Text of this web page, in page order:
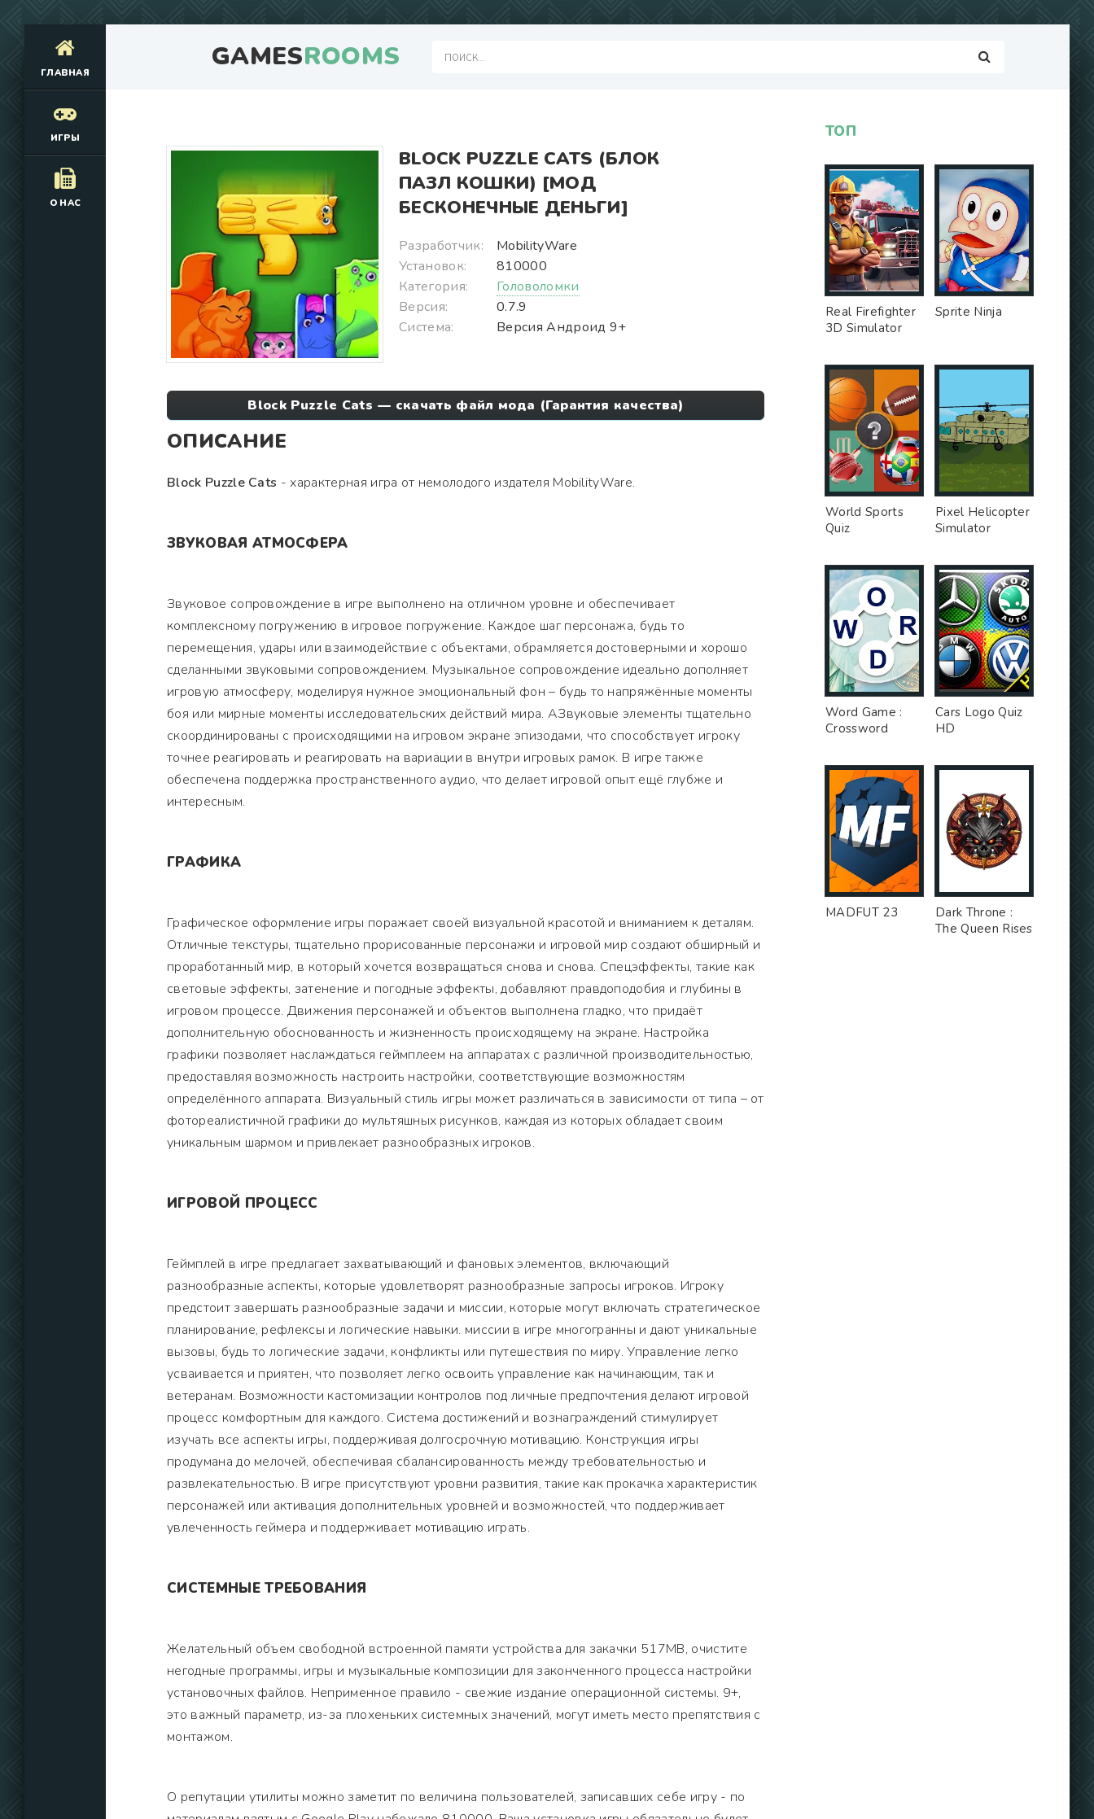
GAMESROOMS
ГЛАВНАЯ
ИГРЫ
О НАС
BLOCK PUZZLE CATS (БЛОК
ПАЗЛ КОШКИ) [МОД
БЕСКОНЕЧНЫЕ ДЕНЬГИ]
Разработчик:
MobilityWare
Установок:
810000
Категория:
Головоломки
Версия:
0.7.9
Система:
Версия Андроид 9+
Block Puzzle Cats — скачать файл мода (Гарантия качества)
ОПИСАНИЕ
Block Puzzle Cats - характерная игра от немолодого издателя MobilityWare.
ЗВУКОВАЯ АТМОСФЕРА
Звуковое сопровождение в игре выполнено на отличном уровне и обеспечивает
комплексному погружению в игровое погружение. Каждое шаг персонажа, будь то
перемещения, удары или взаимодействие с объектами, обрамляется достоверными и хорошо
сделанными звуковыми сопровождением. Музыкальное сопровождение идеально дополняет
игровую атмосферу, моделируя нужное эмоциональный фон – будь то напряжённые моменты
боя или мирные моменты исследовательских действий мира. АЗвуковые элементы тщательно
скоординированы с происходящими на игровом экране эпизодами, что способствует игроку
точнее реагировать и реагировать на вариации в внутри игровых рамок. В игре также
обеспечена поддержка пространственного аудио, что делает игровой опыт ещё глубже и
интересным.
ГРАФИКА
Графическое оформление игры поражает своей визуальной красотой и вниманием к деталям.
Отличные текстуры, тщательно прорисованные персонажи и игровой мир создают обширный и
проработанный мир, в который хочется возвращаться снова и снова. Спецэффекты, такие как
световые эффекты, затенение и погодные эффекты, добавляют правдоподобия и глубины в
игровом процессе. Движения персонажей и объектов выполнена гладко, что придаёт
дополнительную обоснованность и жизненность происходящему на экране. Настройка
графики позволяет наслаждаться геймплеем на аппаратах с различной производительностью,
предоставляя возможность настроить настройки, соответствующие возможностям
определённого аппарата. Визуальный стиль игры может различаться в зависимости от типа – от
фотореалистичной графики до мультяшных рисунков, каждая из которых обладает своим
уникальным шармом и привлекает разнообразных игроков.
ИГРОВОЙ ПРОЦЕСС
Геймплей в игре предлагает захватывающий и фановых элементов, включающий
разнообразные аспекты, которые удовлетворят разнообразные запросы игроков. Игроку
предстоит завершать разнообразные задачи и миссии, которые могут включать стратегическое
планирование, рефлексы и логические навыки. миссии в игре многогранны и дают уникальные
вызовы, будь то логические задачи, конфликты или путешествия по миру. Управление легко
усваивается и приятен, что позволяет легко освоить управление как начинающим, так и
ветеранам. Возможности кастомизации контролов под личные предпочтения делают игровой
процесс комфортным для каждого. Система достижений и вознаграждений стимулирует
изучать все аспекты игры, поддерживая долгосрочную мотивацию. Конструкция игры
продумана до мелочей, обеспечивая сбалансированность между требовательностью и
развлекательностью. В игре присутствуют уровни развития, такие как прокачка характеристик
персонажей или активация дополнительных уровней и возможностей, что поддерживает
увлеченность геймера и поддерживает мотивацию играть.
СИСТЕМНЫЕ ТРЕБОВАНИЯ
Желательный объем свободной встроенной памяти устройства для закачки 517MB, очистите
негодные программы, игры и музыкальные композиции для законченного процесса настройки
установочных файлов. Неприменное правило - свежие издание операционной системы. 9+,
это важный параметр, из-за плохеньких системных значений, могут иметь место препятствия с
монтажом.
О репутации утилиты можно заметит по величина пользователей, записавших себе игру - по
ТОП
Real Firefighter
3D Simulator
Sprite Ninja
World Sports
Quiz
Pixel Helicopter
Simulator
Word Game :
Crossword
Cars Logo Quiz
HD
MADFUT 23
Dark Throne :
The Queen Rises